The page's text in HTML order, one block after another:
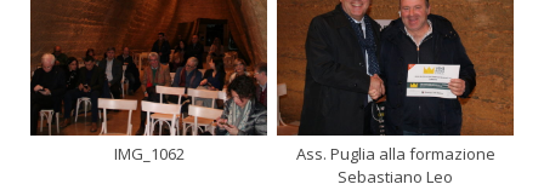
IMG_1062
Ass. Puglia alla formazione
Sebastiano Leo